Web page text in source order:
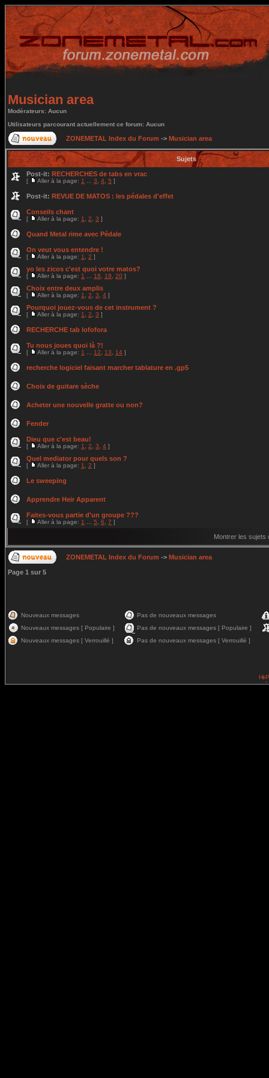
Musician area
Modérateurs: Aucun
Utilisateurs parcourant actuellement ce forum: Aucun
ZONEMETAL Index du Forum -> Musician area
Sujets
Post-it: RECHERCHES de tabs en vrac
[ Aller à la page: 1 3 4 5 ]
Post-it: REVUE DE MATOS : les pédales d'effet
Conseils chant
[ Aller à la page: 1 2 3 ]
Quand Metal rime avec Pédale
On veut vous entendre !
[ Aller à la page: 1 2 ]
yo les zicos c'est quoi votre matos?
[ Aller à la page: 1 18 19 20 ]
Choix entre deux amplis
[ Aller à la page: 1 2 3 4 ]
Pourquoi jouez-vous de cet instrument ?
[ Aller à la page: 1 2 3 ]
RECHERCHE tab lofofora
Tu nous joues quoi là ?!
[ Aller à la page: 1 12 13 14 ]
recherche logiciel faisant marcher tablature en .gp5
Choix de guitare sèche
Acheter une nouvelle gratte ou non?
Fender
Dieu que c'est beau!
[ Aller à la page: 1 2 3 4 ]
Quel mediator pour quels son ?
[ Aller à la page: 1 2 ]
Le sweeping
Apprendre Heir Apparent
Faites-vous partie d'un groupe ???
[ Aller à la page: 1 5 6 7 ]
Montrer les sujets
ZONEMETAL Index du Forum -> Musician area
Page 1 sur 5
Nouveaux messages
Pas de nouveaux messages
Nouveaux messages [ Populaire ]
Pas de nouveaux messages [ Populaire ]
Nouveaux messages [ Verrouillé ]
Pas de nouveaux messages [ Verrouillé ]